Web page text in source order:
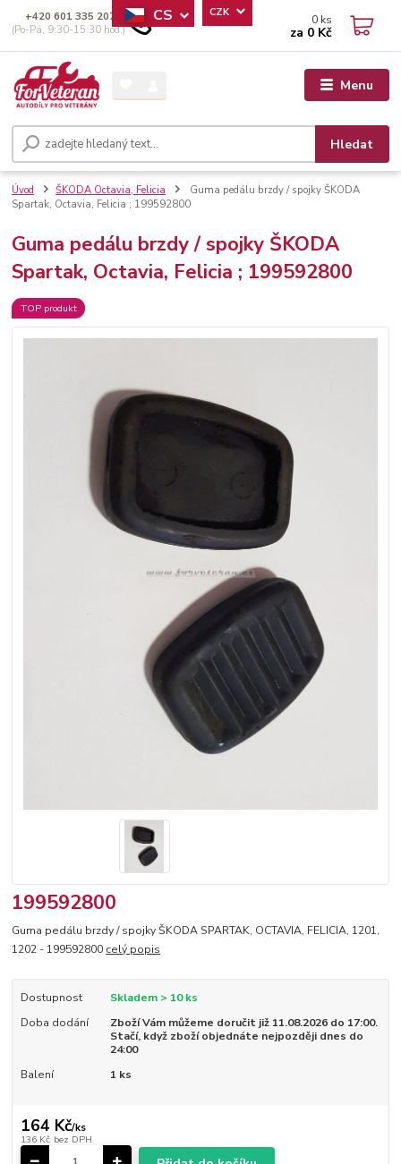
Menu
CS CZK
Hledat
+420 601 335 207
(Po-Pá, 9:30-15:30 hod.)
0 ks
za 0 Kč
Úvod ŠKODA Octavia, Felicia
Guma pedálu brzdy / spojky ŠKODA
Spartak, Octavia, Felicia ; 199592800
Guma pedálu brzdy / spojky ŠKODA
Spartak, Octavia, Felicia ; 199592800
TOP produkt
199592800
Guma pedálu brzdy / spojky ŠKODA SPARTAK, OCTAVIA, FELICIA, 1201,
1202 - 199592800 celý popis
Dostupnost
Skladem > 10 ks
Doba dodání
Zboží Vám můžeme doručit již 11.08.2026 do 17:00.
Stačí, když zboží objednáte nejpozději dnes do
24:00
Balení
1 ks
164 Kč/ks
136 Kč bez DPH